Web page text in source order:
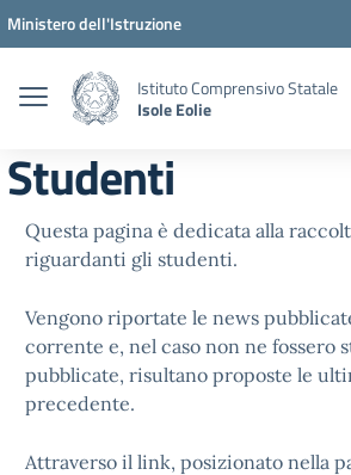
Vai ai contenuti
Vai al menu di navigazione
Vai al footer
Ministero dell'Istruzione
Istituto Comprensivo Statale
Isole Eolie
Studenti
Questa pagina è dedicata alla
riguardanti gli studenti.
Vengono riportate le news
corrente e, nel caso non ne fossero
pubblicate, risultano proposte le
precedente.
Attraverso il link, posizionato nella